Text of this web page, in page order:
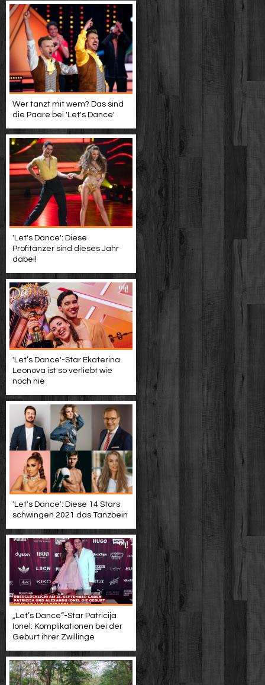
Wer tanzt mit wem? Das sind
die Paare bei 'Let's Dance'
'Let's Dance': Diese
Profitänzer sind dieses Jahr
dabei!
'Let’s Dance'-Star Ekaterina
Leonova ist so verliebt wie
noch nie
'Let's Dance': Diese 14 Stars
schwingen 2021 das Tanzbein
„Let’s Dance“-Star Patricija
Ionel: Komplikationen bei der
Geburt ihrer Zwillinge